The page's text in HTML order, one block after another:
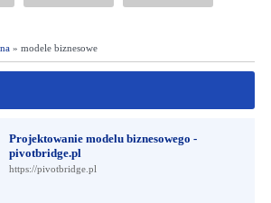
» modele biznesowe
Projektowanie modelu biznesowego -
pivotbridge.pl
https://pivotbridge.pl